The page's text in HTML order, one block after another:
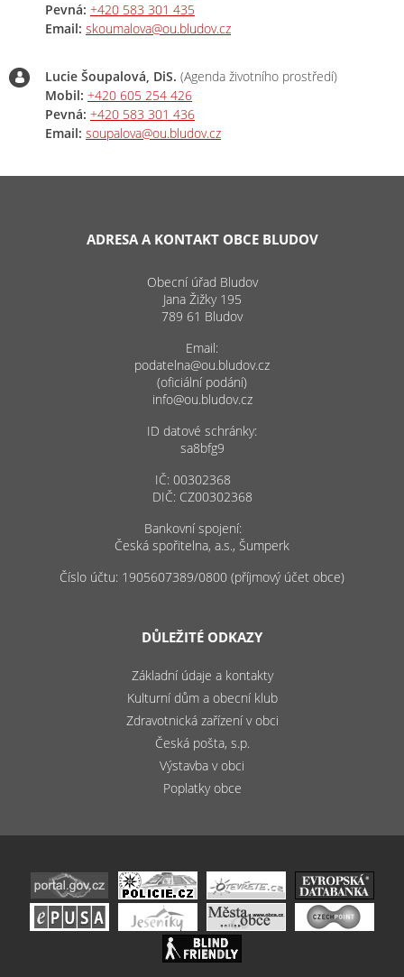
Pevná: +420 583 301 435
Email: skoumalova@ou.bludov.cz
Lucie Šoupalová, DiS. (Agenda životního prostředí)
Mobil: +420 605 254 426
Pevná: +420 583 301 436
Email: soupalova@ou.bludov.cz
ADRESA A KONTAKT OBCE BLUDOV
Obecní úřad Bludov
Jana Žižky 195
789 61 Bludov
Email:
podatelna@ou.bludov.cz
(oficiální podání)
info@ou.bludov.cz
ID datové schránky:
sa8bfg9
IČ: 00302368
DIČ: CZ00302368
Bankovní spojení:
Česká spořitelna, a.s., Šumperk
Číslo účtu: 1905607389/0800 (příjmový účet obce)
DŮLEŽITÉ ODKAZY
Základní údaje a kontakty
Kulturní dům a obecní klub
Zdravotnická zařízení v obci
Česká pošta, s.p.
Výstavba v obci
Poplatky obce